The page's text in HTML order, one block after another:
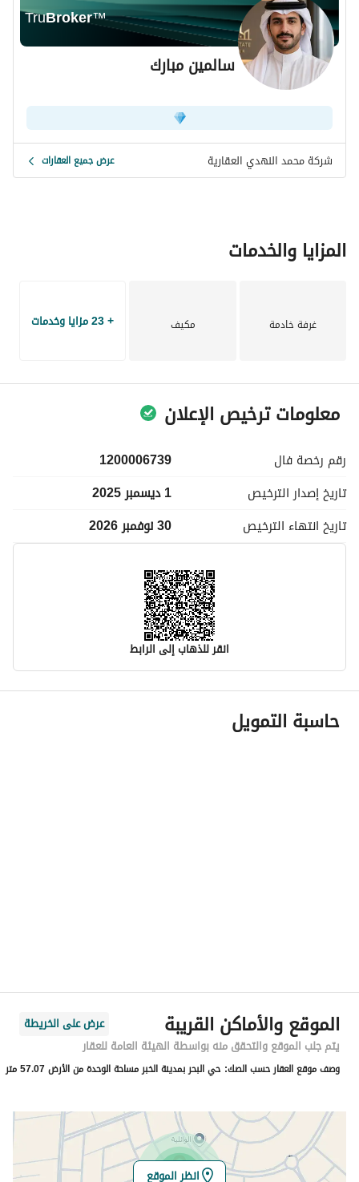
ضمانات شاملة على الهيكل الإنشائي والسباكة والكهرباء TruBroker™
سالمين مبارك
شركة محمد النهدي العقارية عرض جميع العقارات
المزايا والخدمات
غرفة خادمة مكيف + 23 مزايا وخدمات
معلومات ترخيص الإعلان
رقم رخصة فال
1200006739
تاريخ إصدار الترخيص
1 ديسمبر 2025
تاريخ انتهاء الترخيص 30 نوفمبر 2026
انقر للذهاب إلى الرابط
معلومات مسؤول الإعلان
اسم المسؤول
رقم المبنى
5278
الرقم الاضافي
7840
خط العرض
26.36429060243202
خط الطول
50.23126590451752
حاسبة التمويل
الموقع والأماكن القريبة
عرض على الخريطة
يتم جلب الموقع والتحقق منه بواسطة الهيئة العامة للعقار
وصف موقع العقار حسب الصك: حي البحر بمدينة الخبر مساحة الوحدة من الأرض 57.07 متر
انظر الموقع